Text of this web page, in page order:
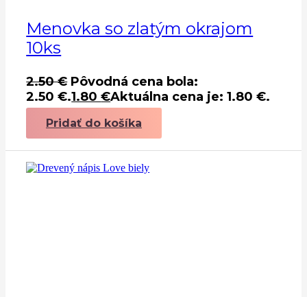
Menovka so zlatým okrajom
10ks
2.50€ Pôvodná cena bola:
2.50 €.1.80€Aktuálna cena je: 1.80 €.
Pridať do košíka